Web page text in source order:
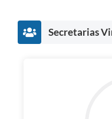
Secretarias